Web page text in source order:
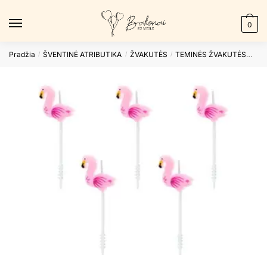
0
Pradžia / ŠVENTINĖ ATRIBUTIKA / ŽVAKUTĖS / TEMINĖS ŽVAKUTĖS